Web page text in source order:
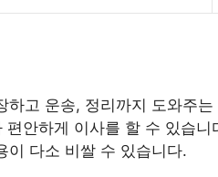
고 운송, 정리까지 도와주
안하게 이사를 할 수 있습
이 다소 비쌀 수 있습니다.